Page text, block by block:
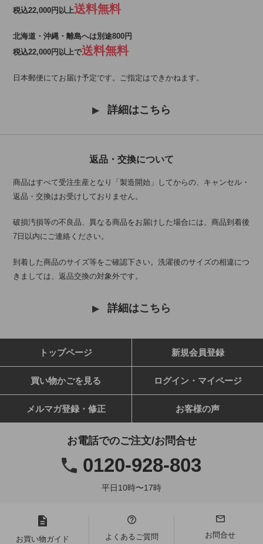
税込22,000円以上送料無料
北海道・沖縄・離島へは別途800円
税込22,000円以上で送料無料
日本郵便にてお届け予定です。ご指定はできかねます。
詳細はこちら
返品・交換について
商品はすべて受注生産となり「製造開始」してからの、キャンセル・
返品・交換はお受けしておりません。
破損汚損等の不良品、異なる商品をお届けした場合には、商品到着後
7日以内にご連絡ください。
到着した商品のサイズ等をご確認下さい。洗濯後のサイズの相違につ
きましては、返品交換の対象外です。
詳細はこちら
トップページ 新規会員登録
買い物かごを見る ログイン・マイページ
メルマガ登録・修正 お客様の声
お電話でのご注文/お問合せ
0120-928-803
平日10時〜17時
お買い物ガイド よくあるご質問 お問合せ